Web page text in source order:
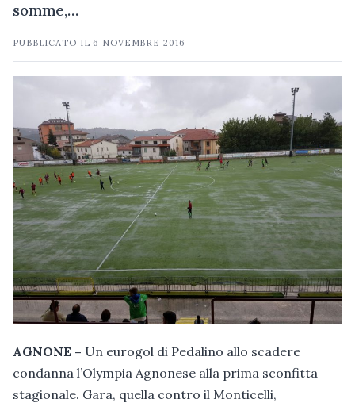
somme,…
PUBBLICATO IL 6 NOVEMBRE 2016
AGNONE – Un eurogol di Pedalino allo scadere
condanna l’Olympia Agnonese alla prima sconfitta
stagionale. Gara, quella contro il Monticelli,